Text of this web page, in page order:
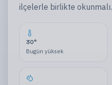
ilçelerle birlikte okunmalı.
30°
Bugün yüksek